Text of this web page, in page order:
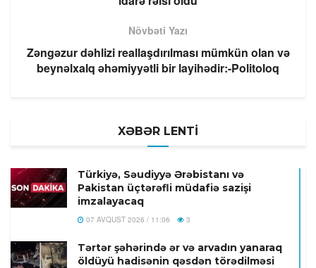
Növbəti Yazı
Zəngəzur dəhlizi reallaşdırılması mümkün olan və
beynəlxalq əhəmiyyətli bir layihədir:-Politoloq
XƏBƏR LENTİ
Türkiyə, Səudiyyə Ərəbistanı və
Pakistan üçtərəfli müdafiə sazişi
imzalayacaq
07 AVQUST 2026 / 11:06 3
Tərtər şəhərində ər və arvadın yanaraq
öldüyü hadisənin qəsdən törədilməsi